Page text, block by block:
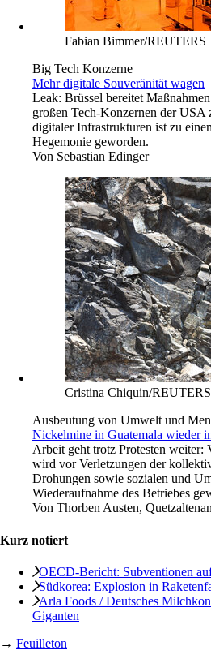
Fabian Bimmer/REUTERS
Big Tech Konzerne
Mehr digitale Souveränität wagen
Leak: Brüssel bereitet
großen Tech-Konzernen der
digitaler Infrastrukturen ist zu
Hegemonie geworden.
Von Sebastian Edinger
Cristina Chiquin/REUTERS
Ausbeutung von Umwelt und
Nickelmine in Guatemala wieder
Arbeit geht trotz Protesten weiter:
wird vor Verletzungen der
Drohungen sowie sozialen und
Wiederaufnahme des Betriebes
Von Thorben Austen,
Kurz notiert
OECD-Bericht: Subventionen
Südkorea: Explosion in
Arla Foods / Deutsches
Giganten
→ Feuilleton